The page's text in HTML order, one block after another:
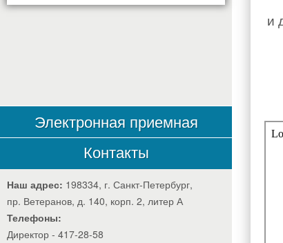
Электронная приемная
Контакты
Наш адрес: 198334, г. Санкт-Петербург,
пр. Ветеранов, д. 140, корп. 2, литер А
Телефоны:
Директор - 417-28-58
и